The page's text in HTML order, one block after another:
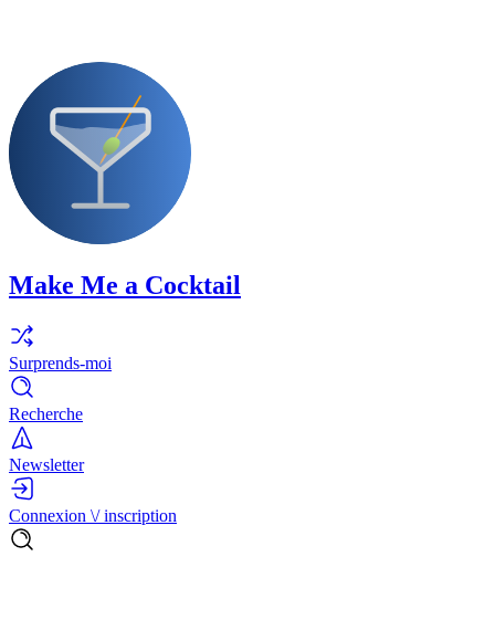
Make Me a Cocktail
Surprends-moi
Recherche
Newsletter
Connexion \/ inscription